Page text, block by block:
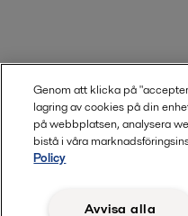
Genom att klicka på
lagring av cookies på din
på webbplatsen, analysera
bistå i våra
Policy
Avvisa alla